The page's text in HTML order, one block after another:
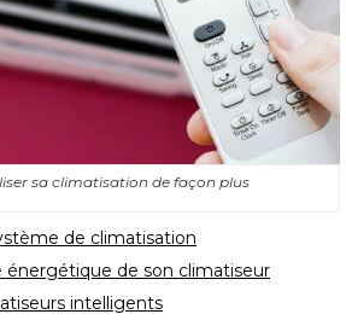
sa climatisation de façon plus
de climatisation
de son climatiseur
intelligents